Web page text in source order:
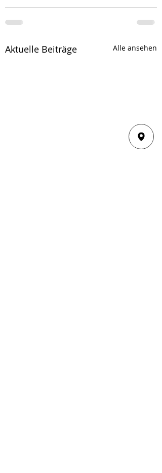
Aktuelle Beiträge Alle ansehen